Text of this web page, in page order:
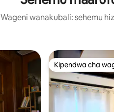
Wageni wanakubali: sehemu
Kipendwa cha
Kipendwa cha